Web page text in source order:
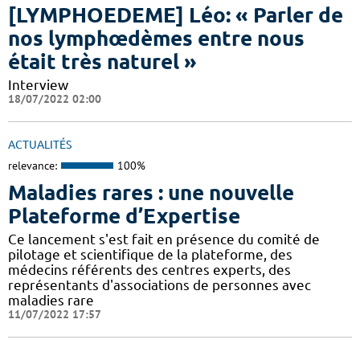
[LYMPHOEDEME] Léo: « Parler de
nos lymphœdèmes entre nous
était très naturel »
Interview
18/07/2022 02:00
ACTUALITÉS
relevance: 100%
Maladies rares : une nouvelle
Plateforme d’Expertise
Ce lancement s'est fait en présence du comité de
pilotage et scientifique de la plateforme, des
médecins référents des centres experts, des
représentants d'associations de personnes avec
maladies rare
11/07/2022 17:57